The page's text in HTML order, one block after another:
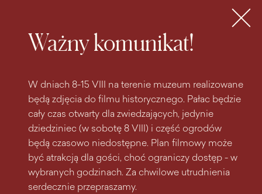
Ważny komunikat!
W dniach 8-15 VIII na terenie muzeum realizowane
będą zdjęcia do filmu historycznego. Pałac będzie
cały czas otwarty dla zwiedzających, jedynie
dziedziniec (w sobotę 8 VIII) i część ogrodów
będą czasowo niedostępne. Plan filmowy może
być atrakcją dla gości, choć ograniczy dostęp - w
wybranych godzinach. Za chwilowe utrudnienia
serdecznie przepraszamy.
MENU